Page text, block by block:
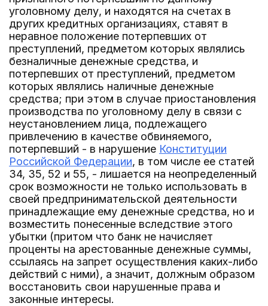
уголовному делу, и находятся на счетах в
других кредитных организациях, ставят в
неравное положение потерпевших от
преступлений, предметом которых являлись
безналичные денежные средства, и
потерпевших от преступлений, предметом
которых являлись наличные денежные
средства; при этом в случае приостановления
производства по уголовному делу в связи с
неустановлением лица, подлежащего
привлечению в качестве обвиняемого,
потерпевший - в нарушение Конституции
Российской Федерации, в том числе ее статей
34, 35, 52 и 55, - лишается на неопределенный
срок возможности не только использовать в
своей предпринимательской деятельности
принадлежащие ему денежные средства, но и
возместить понесенные вследствие этого
убытки (притом что банк не начисляет
проценты на арестованные денежные суммы,
ссылаясь на запрет осуществления каких-либо
действий с ними), а значит, должным образом
восстановить свои нарушенные права и
законные интересы.